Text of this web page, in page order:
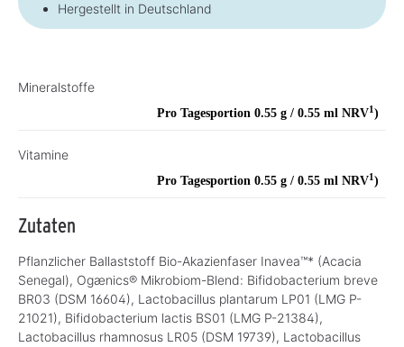
Hergestellt in Deutschland
Mineralstoffe
Pro Tagesportion 0.55 g / 0.55 ml NRV1 )
Vitamine
Pro Tagesportion 0.55 g / 0.55 ml NRV1 )
Zutaten
Pflanzlicher Ballaststoff Bio-Akazienfaser Inavea™* (Acacia
Senegal), Ogænics® Mikrobiom-Blend: Bifidobacterium breve
BR03 (DSM 16604), Lactobacillus plantarum LP01 (LMG P-
21021), Bifidobacterium lactis BS01 (LMG P-21384),
Lactobacillus rhamnosus LR05 (DSM 19739), Lactobacillus